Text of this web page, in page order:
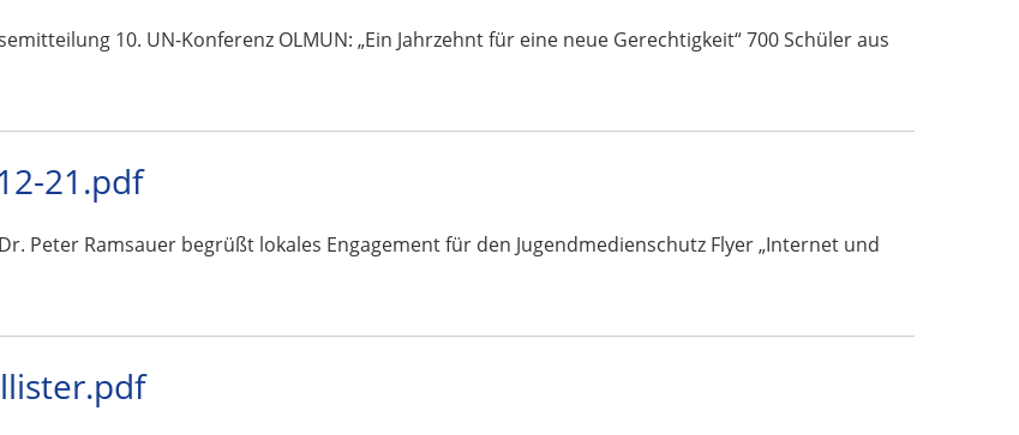
10. UN-Konferenz OLMUN: „Ein Jahrzehnt für eine neue Gerechtigkeit“ 700 Schüler aus
21.pdf
Peter Ramsauer begrüßt lokales Engagement für den Jugendmedienschutz Flyer „Internet und